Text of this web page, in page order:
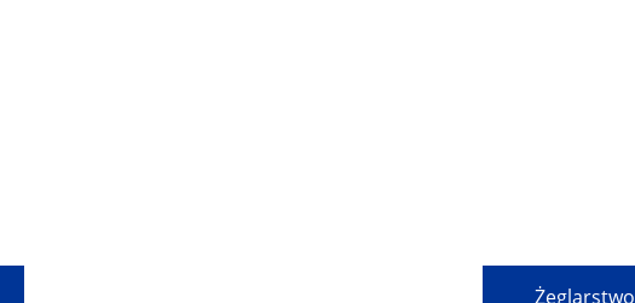
Żeglarstwo